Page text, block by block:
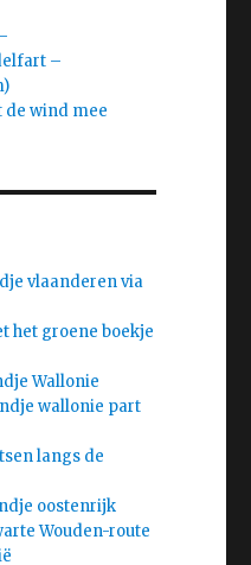
–
de wind mee
vlaanderen via
het groene boekje
Wallonie
wallonie part
langs de
oostenrijk
Wouden-route